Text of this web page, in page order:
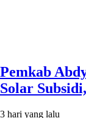
Pemkab
Solar
3 hari yang lalu